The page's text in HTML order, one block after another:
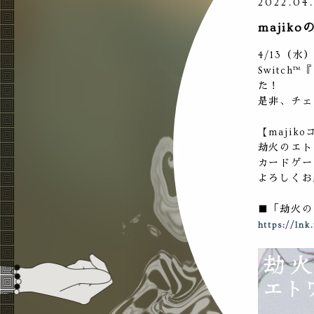
majiko
4/13（水
Switch™『
た！
是非、チ
【majiko
劫火のエ
カードゲ
よろしく
■「劫火
https://